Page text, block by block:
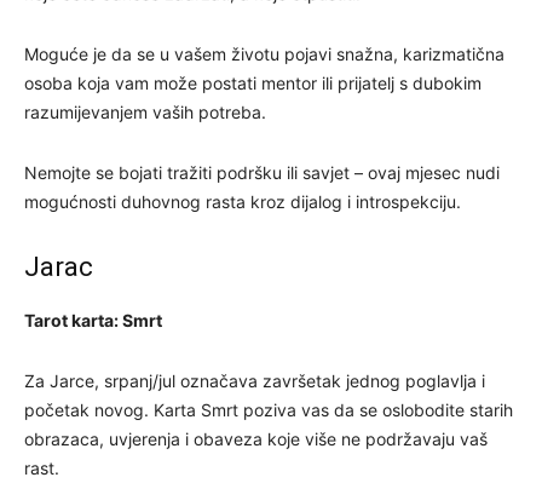
Moguće je da se u vašem životu pojavi snažna, karizmatična
osoba koja vam može postati mentor ili prijatelj s dubokim
razumijevanjem vaših potreba.
Nemojte se bojati tražiti podršku ili savjet – ovaj mjesec nudi
mogućnosti duhovnog rasta kroz dijalog i introspekciju.
Jarac
Tarot karta: Smrt
Za Jarce, srpanj/jul označava završetak jednog poglavlja i
početak novog. Karta Smrt poziva vas da se oslobodite starih
obrazaca, uvjerenja i obaveza koje više ne podržavaju vaš
rast.